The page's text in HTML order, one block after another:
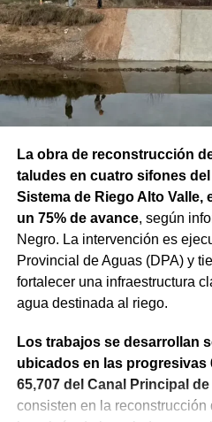
La obra de reconstrucción
taludes en cuatro sifones
Sistema de Riego Alto Valle,
un 75% de avance, según
Negro. La intervención es
Provincial de Aguas (DPA) y
fortalecer una infraestructura
agua destinada al riego.
Los trabajos se desarrollan
ubicados en las progresivas
65,707 del Canal Principal
consisten en la reconstrucción